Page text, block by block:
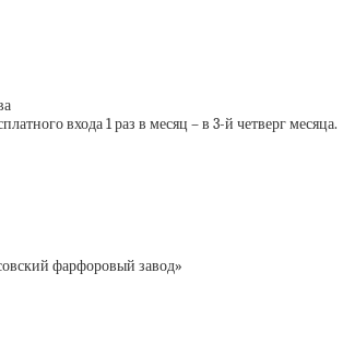
входа 1 раз в месяц – в 3-й четверг месяца.
фарфоровый завод»